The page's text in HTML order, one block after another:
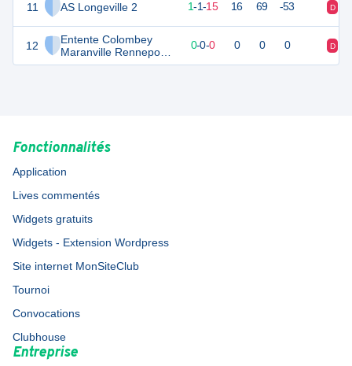
11 AS Longeville 2
12
Entente Colombey
Maranville Rennepont
3
1-1-15 16 69 -53 D
0 0-0-0 0 0 0 D
Fonctionnalités
Application
Lives commentés
Widgets gratuits
Widgets - Extension Wordpress
Site internet MonSiteClub
Tournoi
Convocations
Clubhouse
Entreprise